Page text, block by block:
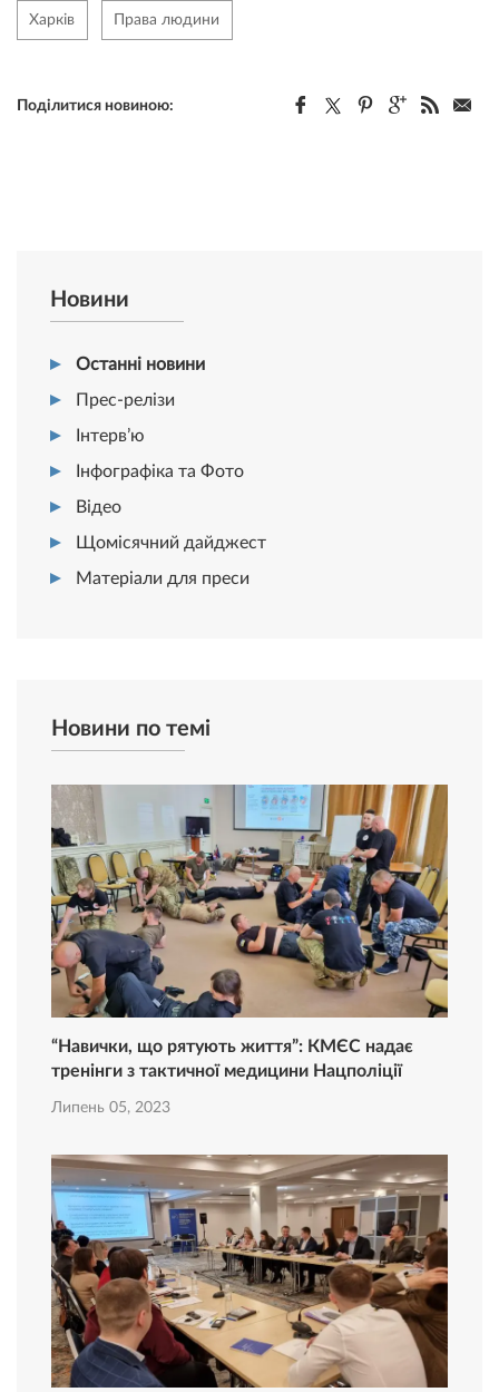
Харків Права людини
Поділитися новиною:
Новини
Останні новини
Прес-релізи
Інтерв’ю
Інфографіка та Фото
Відео
Щомісячний дайджест
Матеріали для преси
Новини по темі
“Навички, що рятують життя”: КМЄС надає
тренінги з тактичної медицини Нацполіції
Липень 05, 2023